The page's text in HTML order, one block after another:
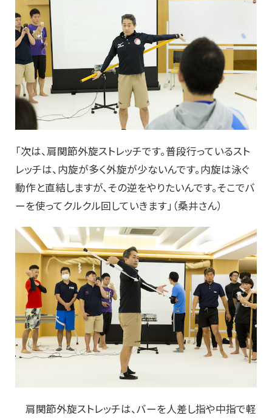
「次は、肩関節外旋ストレッチです。普段行っているスト
レッチは、内旋が多く外旋が少ないんです。内旋は泳ぐ
動作と直結しますが、その逆をやりたいんです。そこでバ
ーを使ってクルクル回していきます」（桑井さん）
肩関節外旋ストレッチは、バーを人差し指や中指で軽